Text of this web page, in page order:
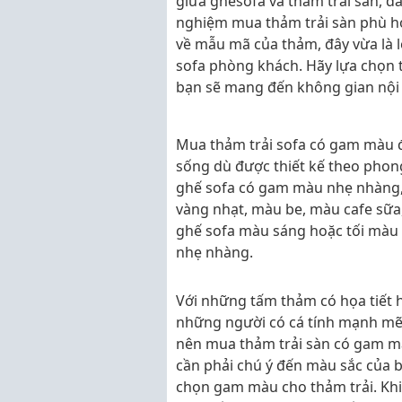
nghiệm mua thảm trải sàn phù
về mẫu mã của thảm, đây vừa
sofa phòng khách. Hãy lựa
bạn sẽ mang đến không gian
Mua thảm trải sofa có gam màu
sống dù được thiết kế theo
ghế sofa có gam màu nhẹ
vàng nhạt, màu be, màu cafe
ghế sofa màu sáng hoặc tối
nhẹ nhàng.
Với những tấm thảm có họa tiết
những người có cá tính mạnh
nên mua thảm trải sàn có gam
cần phải chú ý đến màu sắc
chọn gam màu cho thảm trải.